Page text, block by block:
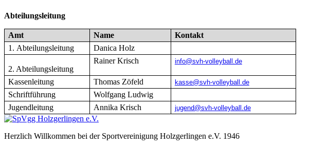
Abteilungsleitung
Amt Name
Kontakt
1. Abteilungsleitung
Danica Holz
2. Abteilungsleitung
Rainer Krisch info@svh-volleyball.de
Kassenleitung Thomas Zöfeld kasse@svh-volleyball.de
Schriftführung
Wolfgang Ludwig
Jugendleitung
Annika Krisch jugend@svh-volleyball.de
Herzlich Willkommen bei der Sportvereinigung Holzgerlingen e.V. 1946